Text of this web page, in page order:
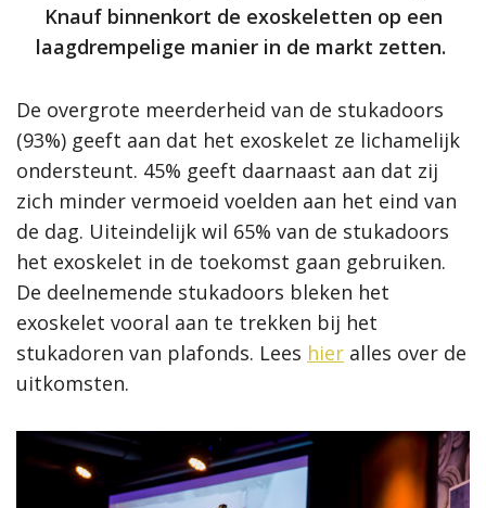
Knauf binnenkort de exoskeletten op een
laagdrempelige manier in de markt zetten.
De overgrote meerderheid van de stukadoors
(93%) geeft aan dat het exoskelet ze lichamelijk
ondersteunt. 45% geeft daarnaast aan dat zij
zich minder vermoeid voelden aan het eind van
de dag. Uiteindelijk wil 65% van de stukadoors
het exoskelet in de toekomst gaan gebruiken.
De deelnemende stukadoors bleken het
exoskelet vooral aan te trekken bij het
stukadoren van plafonds. Lees hier alles over de
uitkomsten.